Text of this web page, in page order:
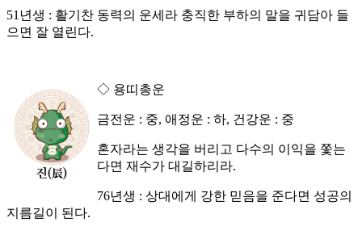
51년생 : 활기찬 동력의 운세라 충직한 부하의 말을 귀담아 들
으면 잘 열린다.
◇ 용띠총운
금전운 : 중, 애정운 : 하, 건강운 : 중
혼자라는 생각을 버리고 다수의 이익을 쫓는
다면 재수가 대길하리라.
76년생 : 상대에게 강한 믿음을 준다면 성공의
지름길이 된다.